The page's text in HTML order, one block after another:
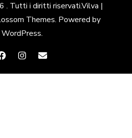
. Tutti i diritti riservati.Vilva |
Themes. Powered by
WordPress.